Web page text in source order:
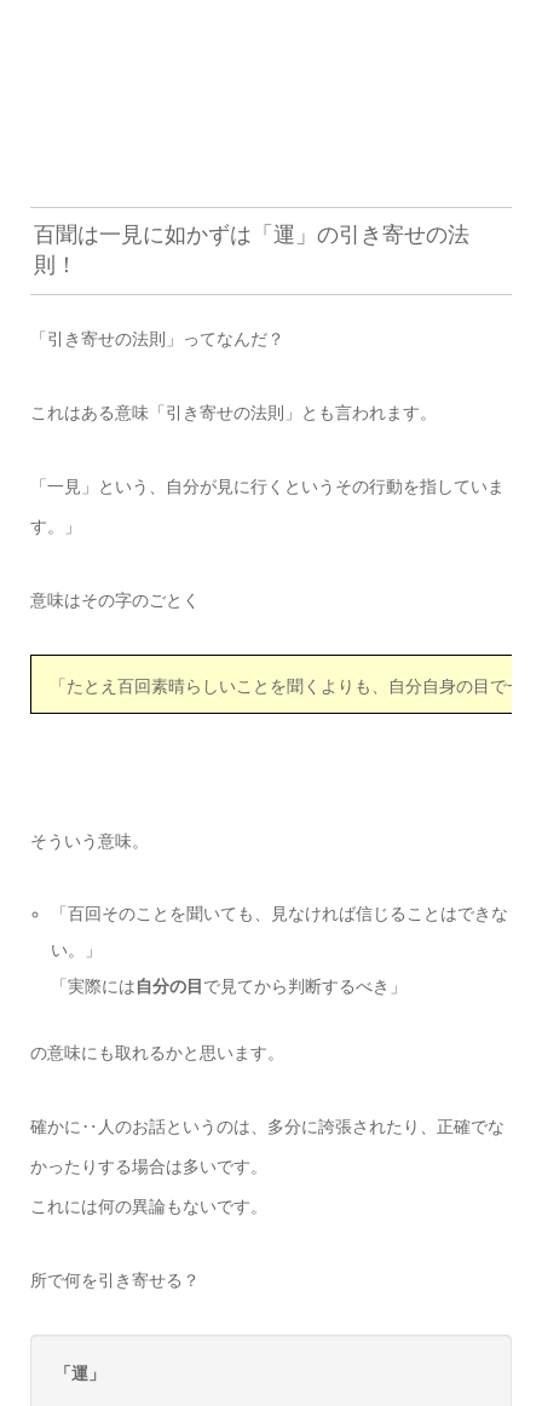
百聞は一見に如かずは「運」の引き寄せの法
則！
「引き寄せの法則」ってなんだ？
これはある意味「引き寄せの法則」とも言われます。
「一見」という、自分が見に行くというその行動を指していま
す。」
意味はその字のごとく
「たとえ百回素晴らしいことを聞くよりも、自分自身の目で一
そういう意味。
「百回そのことを聞いても、見なければ信じることはできな
い。」
「実際には自分の目 で見てから判断するべき」
の意味にも取れるかと思います。
確かに‥人のお話というのは、多分に誇張されたり、正確でな
かったりする場合は多いです。
これには何の異論もないです。
所で何を引き寄せる？
「運」